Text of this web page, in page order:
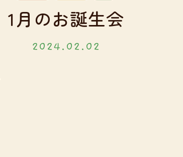
1月のお誕生会
2024.02.02